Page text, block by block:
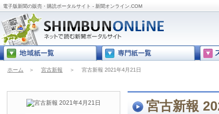
電子版新聞の販売・購読ポータルサイト - 新聞オンライン.COM
ホーム ＞ 宮古新報 ＞ 宮古新報 2021年4月21日
宮古新報